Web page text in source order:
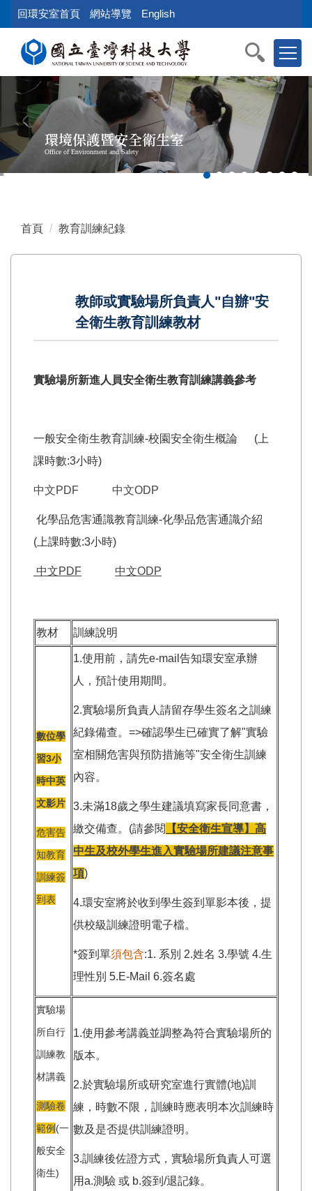
到
內
容
區
塊
回環安室首頁 網站導覽 English
環境保護暨安全衛生室
Office of Environment and Safety
首頁 教育訓練紀錄
教師或實驗場所負責人"自辦"安
全衛生教育訓練教材
實驗場所新進人員安全衛生教育訓練講義參考
一般安全衛生教育訓練-校園安全衛生概論 (上
課時數:3小時)
中文PDF 中文ODP
化學品危害通識教育訓練-化學品危害通識介紹
(上課時數:3小時)
中文PDF 中文ODP
教材 訓練說明
數位學
習3小
時中英
文影片
危害告
知教育
訓練簽
到表
1.使用前，請先e-mail告知環安室承辦
人，預計使用期間。
2.實驗場所負責人請留存學生簽名之訓練
紀錄備查。=>確認學生已確實了解"實驗
室相關危害與預防措施等"安全衛生訓練
內容。
3.未滿18歲之學生建議填寫家長同意書，
繳交備查。(請參閱
【安全衛生宣導】高
中生及校外學生進入實驗場所建議注意事
項)
4.環安室將於收到學生簽到單影本後，提
供校級訓練證明電子檔。
*簽到單須包含:1. 系別 2.姓名 3.學號 4.生
理性別 5.E-Mail 6.簽名處
實驗場
所自行
訓練教
材講義
測驗卷
範例(一
般安全
衛生)
1.使用參考講義並調整為符合實驗場所的
版本。
2.於實驗場所或研究室進行實體(地)訓
練，時數不限，訓練時應表明本次訓練時
數及是否提供訓練證明。
3.訓練後佐證方式，實驗場所負責人可選
用a.測驗 或 b.簽到/退記錄。